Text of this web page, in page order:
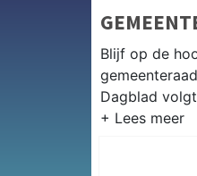
Blijf op de
Dagblad
Van